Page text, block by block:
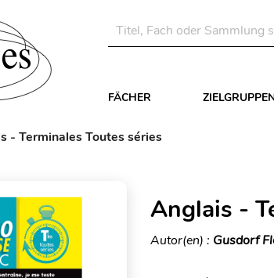
FÄCHER
- Terminales Toutes séries
Anglais -
Autor(en) : Gusdorf